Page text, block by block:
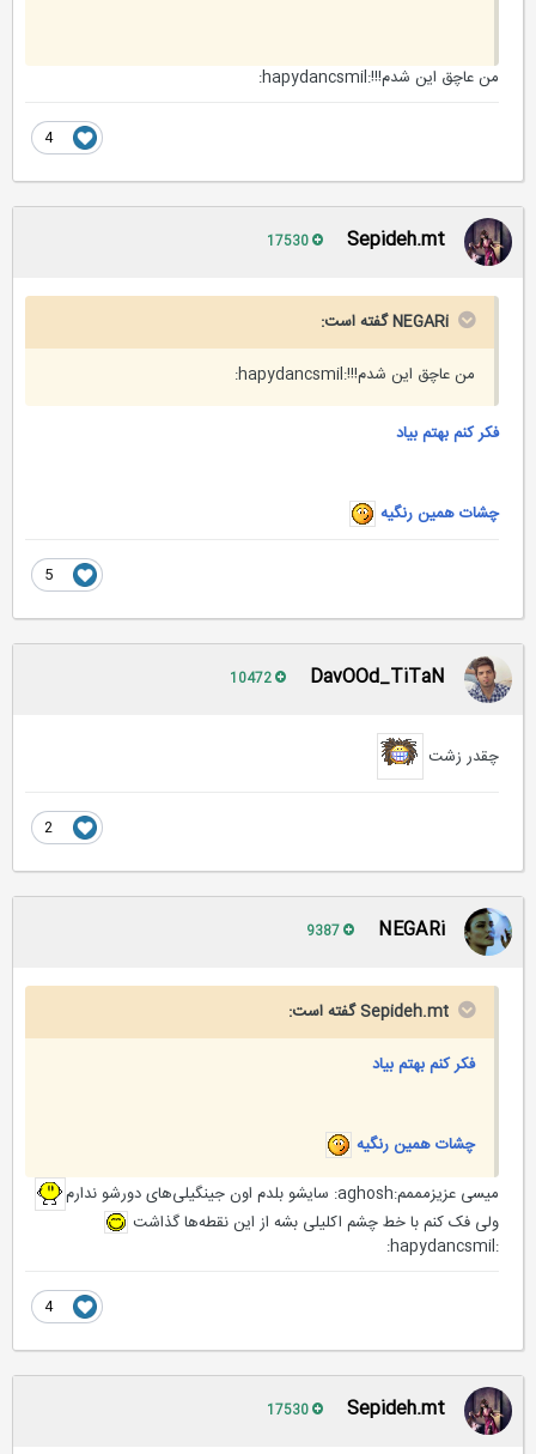
من عاچق این شدم!!!:hapydancsmil:
Sepideh.mt
NEGARi گفته است:
من عاچق این شدم!!!:hapydancsmil:
فکر کنم بهتم بیاد
چشات همین رنگیه
DavOOd_TiTaN
چقدر زشت
NEGARi
Sepideh.mt گفته است:
فکر کنم بهتم بیاد
چشات همین رنگیه
میسی عزیزمممم:aghosh: سایشو بلدم اون جینگیلی‌های دورشو ندارم
ولی‌ فک کنم با خط چشم اکلیلی بشه از این نقطه‌ها گذاشت
Sepideh.mt